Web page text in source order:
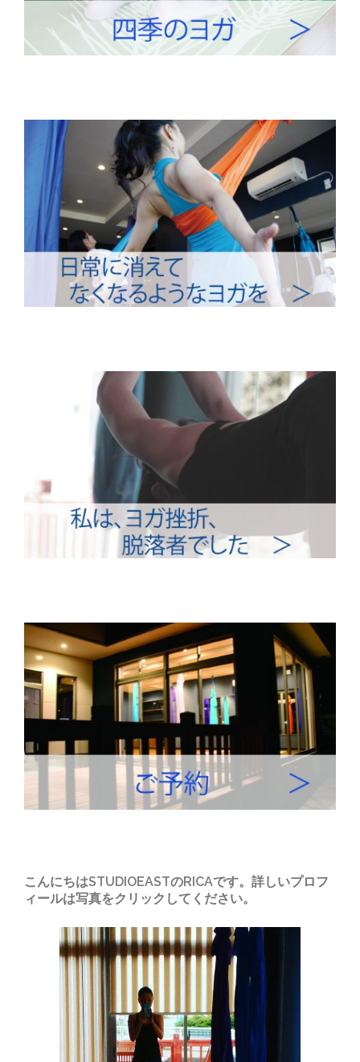
こんにちはSTUDIOEASTのRICAです。詳しいプロフ
ィールは写真をクリックしてください。